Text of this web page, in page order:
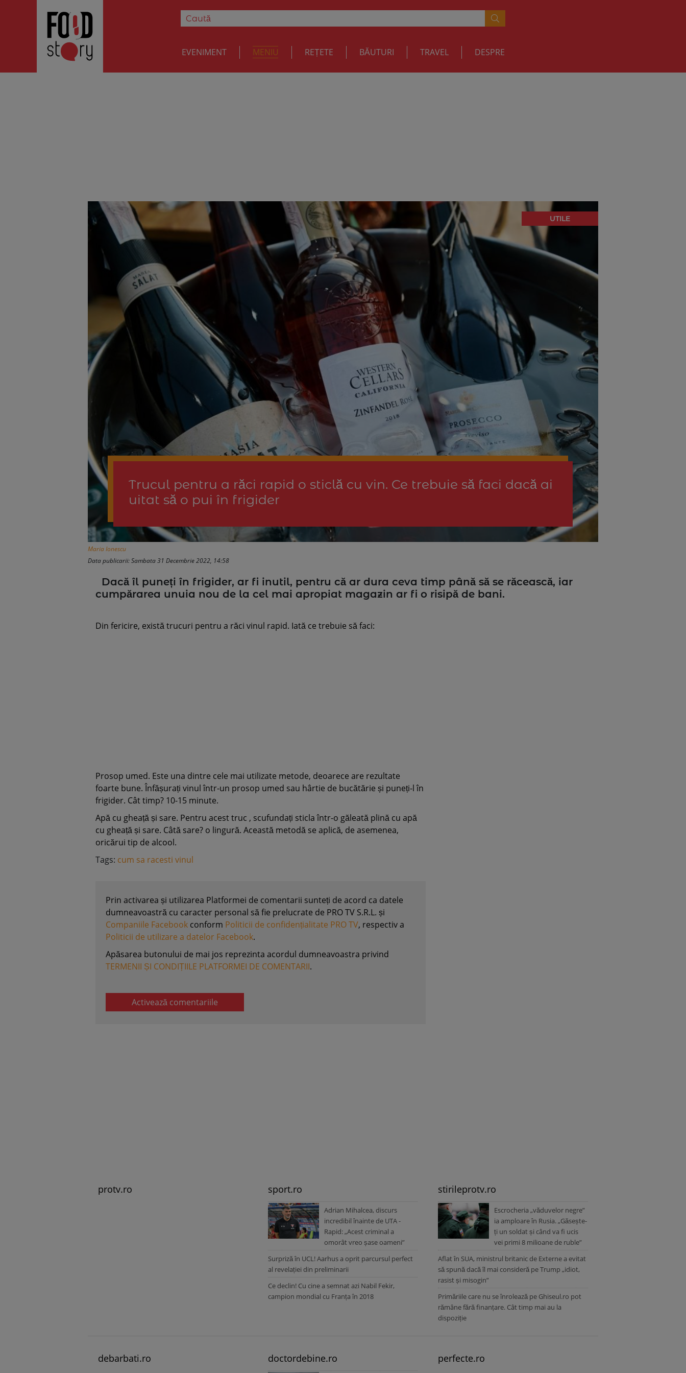
EVENIMENT MENIU REȚETE BĂUTURI TRAVEL DESPRE
UTILE
Trucul pentru a răci rapid o sticlă cu vin. Ce trebuie să faci dacă ai
uitat să o pui în frigider
Maria Ionescu
Data publicarii: Sambata 31 Decembrie 2022, 14:58
Dacă îl puneți în frigider, ar fi inutil, pentru că ar dura ceva timp până să se răcească, iar
cumpărarea unuia nou de la cel mai apropiat magazin ar fi o risipă de bani.
Din fericire, există trucuri pentru a răci vinul rapid. Iată ce trebuie să faci:
Prosop umed. Este una dintre cele mai utilizate metode, deoarece are rezultate
foarte bune. Înfășurați vinul într-un prosop umed sau hârtie de bucătărie și puneți-l în
frigider. Cât timp? 10-15 minute.
Apă cu gheață și sare. Pentru acest truc , scufundați sticla într-o găleată plină cu apă
cu gheață și sare. Câtă sare? o lingură. Această metodă se aplică, de asemenea,
oricărui tip de alcool.
Tags: cum sa racesti vinul
Prin activarea și utilizarea Platformei de comentarii sunteți de acord ca datele
dumneavoastră cu caracter personal să fie prelucrate de PRO TV S.R.L. și
Companiile Facebook conform Politicii de confidențialitate PRO TV, respectiv a
Politicii de utilizare a datelor Facebook.
Apăsarea butonului de mai jos reprezinta acordul dumneavoastra privind
TERMENII ȘI CONDIȚIILE PLATFORMEI DE COMENTARII.
Activează comentariile
protv.ro sport.ro
Adrian Mihalcea, discurs
incredibil înainte de UTA -
Rapid: „Acest criminal a
omorât vreo șase oameni”
Surpriză în UCL! Aarhus a oprit parcursul perfect
al revelației din preliminarii
Ce declin! Cu cine a semnat azi Nabil Fekir,
campion mondial cu Franța în 2018
stirileprotv.ro
Escrocheria „văduvelor negre”
ia amploare în Rusia. „Găsește-
ți un soldat și când va fi ucis
vei primi 8 milioane de ruble”
Aflat în SUA, ministrul britanic de Externe a evitat
să spună dacă îl mai consideră pe Trump „idiot,
rasist și misogin”
Primăriile care nu se înrolează pe Ghiseul.ro pot
rămâne fără finanțare. Cât timp mai au la
dispoziție
debarbati.ro doctordebine.ro perfecte.ro